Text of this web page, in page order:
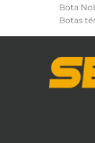
Bota
Botas
Capa de
Cinto
Cinto de